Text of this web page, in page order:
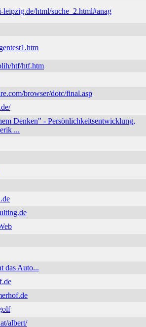
html/suche_2.html#anag
htf/htf.htm
browser/dotc/final.asp
Denken" - Persönlichkeitsentwicklung,
...
das Auto...
albert/